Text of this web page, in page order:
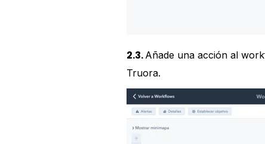
2.3. Añade una acción al
Truora.